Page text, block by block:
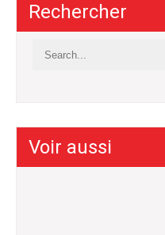
Rechercher
Voir aussi